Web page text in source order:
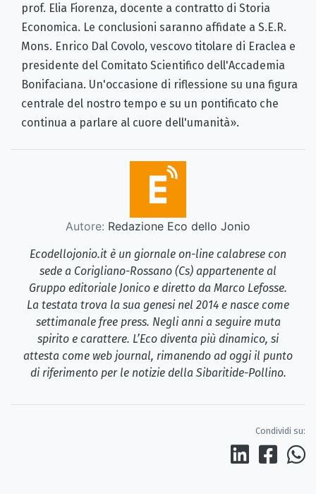
prof. Elia Fiorenza, docente a contratto di Storia
Economica. Le conclusioni saranno affidate a S.E.R.
Mons. Enrico Dal Covolo, vescovo titolare di Eraclea e
presidente del Comitato Scientifico dell'Accademia
Bonifaciana. Un'occasione di riflessione su una figura
centrale del nostro tempo e su un pontificato che
continua a parlare al cuore dell'umanità».
Autore: Redazione Eco dello Jonio
Ecodellojonio.it è un giornale on-line calabrese con
sede a Corigliano-Rossano (Cs) appartenente al
Gruppo editoriale Jonico e diretto da Marco Lefosse.
La testata trova la sua genesi nel 2014 e nasce come
settimanale free press. Negli anni a seguire muta
spirito e carattere. L’Eco diventa più dinamico, si
attesta come web journal, rimanendo ad oggi il punto
di riferimento per le notizie della Sibaritide-Pollino.
Condividi su: